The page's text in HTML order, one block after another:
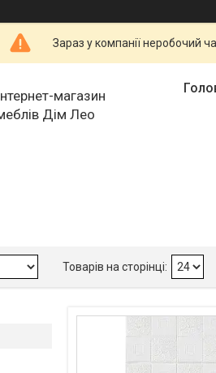
Зараз у компанії неробочий
магазин
Дім Лео